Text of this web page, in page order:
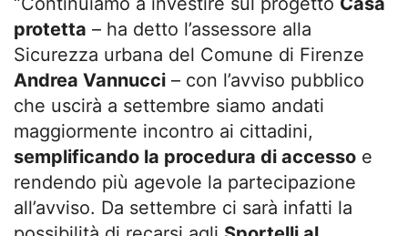
protetta – ha detto l’assessore alla
Sicurezza urbana del Comune di Firenze
Andrea Vannucci – con l’avviso pubblico
che uscirà a settembre siamo andati
maggiormente incontro ai cittadini,
semplificando la procedura di accesso e
rendendo più agevole la partecipazione
all’avviso. Da settembre ci sarà infatti la